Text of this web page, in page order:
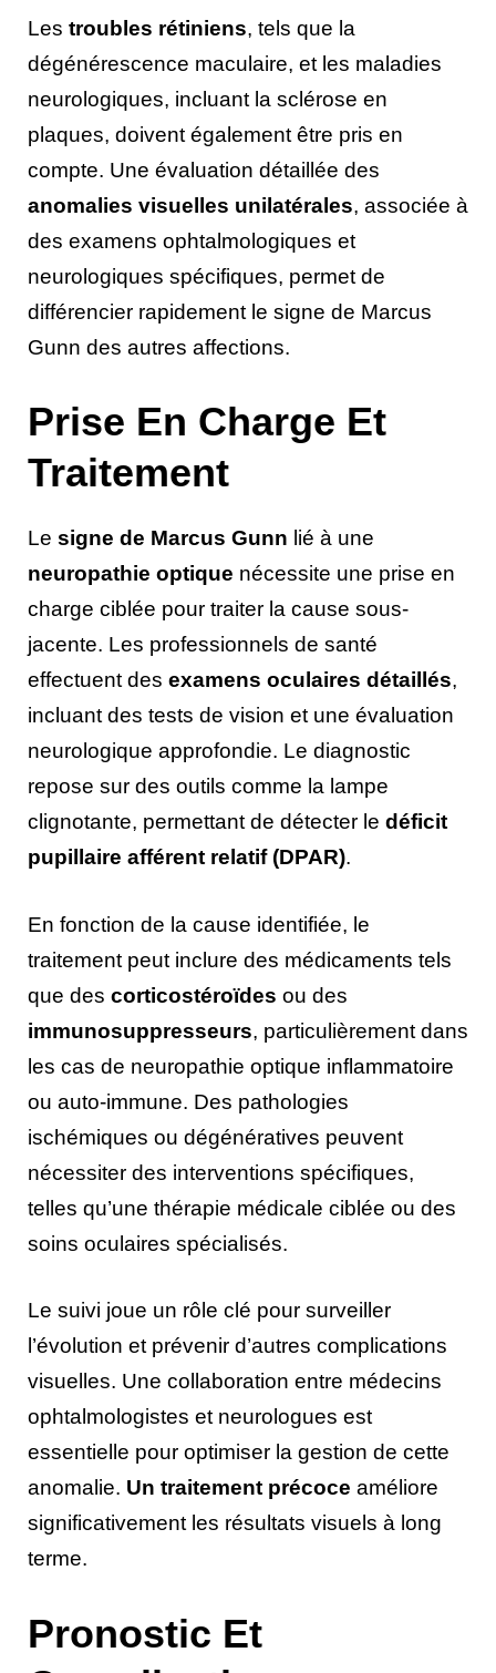
Les troubles rétiniens, tels que la
dégénérescence maculaire, et les maladies
neurologiques, incluant la sclérose en
plaques, doivent également être pris en
compte. Une évaluation détaillée des
anomalies visuelles unilatérales, associée à
des examens ophtalmologiques et
neurologiques spécifiques, permet de
différencier rapidement le signe de Marcus
Gunn des autres affections.
Prise En Charge Et
Traitement
Le signe de Marcus Gunn lié à une
neuropathie optique nécessite une prise en
charge ciblée pour traiter la cause sous-
jacente. Les professionnels de santé
effectuent des examens oculaires détaillés,
incluant des tests de vision et une évaluation
neurologique approfondie. Le diagnostic
repose sur des outils comme la lampe
clignotante, permettant de détecter le déficit
pupillaire afférent relatif (DPAR).
En fonction de la cause identifiée, le
traitement peut inclure des médicaments tels
que des corticostéroïdes ou des
immunosuppresseurs, particulièrement dans
les cas de neuropathie optique inflammatoire
ou auto-immune. Des pathologies
ischémiques ou dégénératives peuvent
nécessiter des interventions spécifiques,
telles qu’une thérapie médicale ciblée ou des
soins oculaires spécialisés.
Le suivi joue un rôle clé pour surveiller
l’évolution et prévenir d’autres complications
visuelles. Une collaboration entre médecins
ophtalmologistes et neurologues est
essentielle pour optimiser la gestion de cette
anomalie. Un traitement précoce améliore
significativement les résultats visuels à long
terme.
Pronostic Et